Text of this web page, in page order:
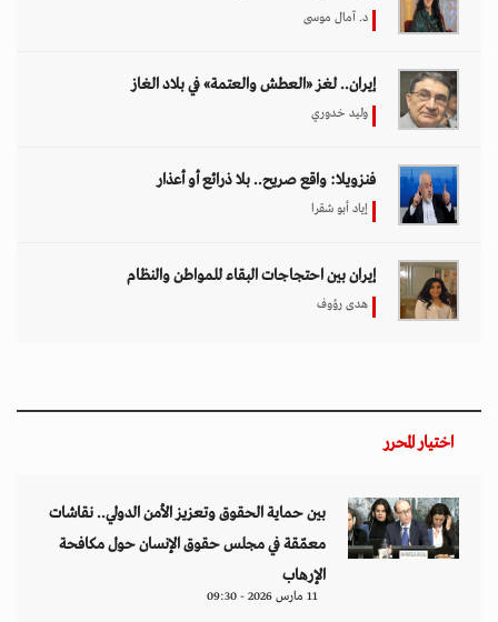
د. آمال موسى
إيران.. لغز «العطش والعتمة» في بلاد الغاز
وليد خدوري
فنزويلا: واقع صريح.. بلا ذرائع أو أعذار
إياد أبو شقرا
إيران بين احتجاجات البقاء للمواطن والنظام
هدى رؤوف
اختيار المحرر
بين حماية الحقوق وتعزيز الأمن الدولي.. نقاشات
معمّقة في مجلس حقوق الإنسان حول مكافحة
الإرهاب
11 مارس 2026 - 09:30